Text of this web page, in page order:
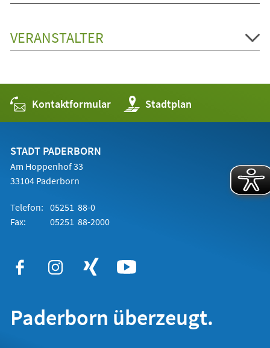
VERANSTALTER
Kontaktformular Stadtplan
(Öffnet
in
einem
STADT PADERBORN
Am Hoppenhof 33
33104 Paderborn
Telefon: 05251 88-0
Fax:
05251 88-2000
Paderborn überzeugt.